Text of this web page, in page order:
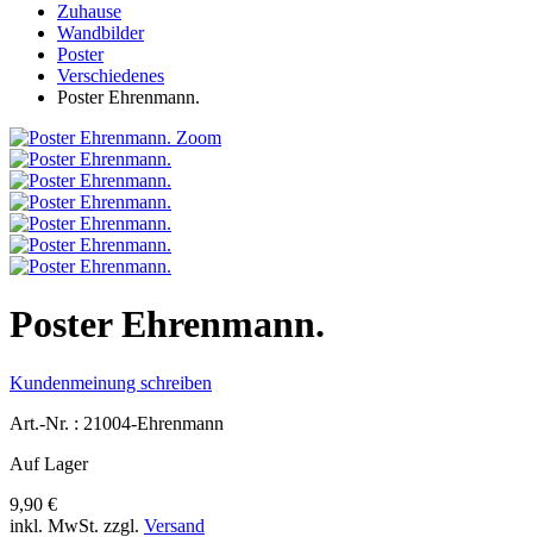
Zuhause
Wandbilder
Poster
Verschiedenes
Poster Ehrenmann.
Zoom
Poster Ehrenmann.
Kundenmeinung schreiben
Art.-Nr. : 21004-Ehrenmann
Auf Lager
9,90 €
inkl. MwSt. zzgl. Versand